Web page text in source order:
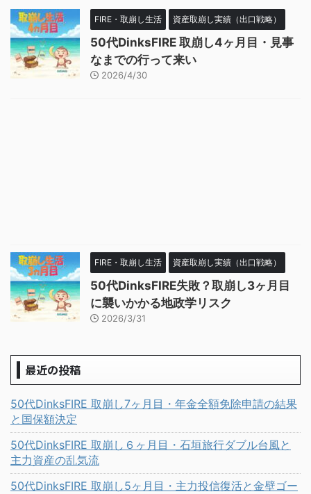
FIRE・取崩し生活 資産取崩し実績（出口戦略）
50代DinksFIRE 取崩し4ヶ月目・見事
なまでの行って来い
2026/4/30
FIRE・取崩し生活 資産取崩し実績（出口戦略）
50代DinksFIRE失敗？取崩し3ヶ月目
に襲いかかる地政学リスク
2026/3/31
最近の投稿
50代DinksFIRE 取崩し7ヶ月目・年金全額免除申請の結果
と国保額決定
50代DinksFIRE 取崩し６ヶ月目・石垣旅行ダブル台風と
主力資産の乱気流
50代DinksFIRE 取崩し5ヶ月目・主力投信復活と金壁ゴー